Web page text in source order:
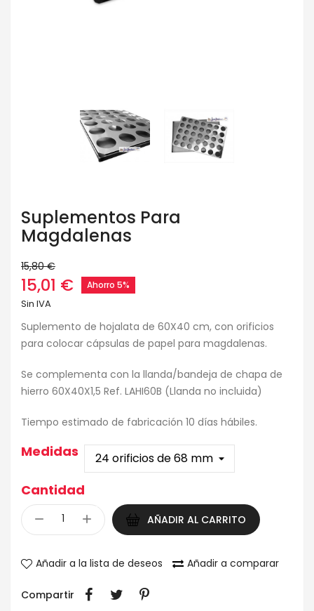
Suplementos Para
Magdalenas
15,80 €
15,01 € Ahorro 5%
Sin IVA
Suplemento de hojalata de 60X40 cm, con orificios
para colocar cápsulas de papel para magdalenas.
Se complementa con la llanda/bandeja de chapa de
hierro 60X40X1,5 Ref. LAHI60B (Llanda no incluida)
Tiempo estimado de fabricación 10 días hábiles.
Medidas
Cantidad
AÑADIR AL CARRITO
Añadir a la lista de deseos Añadir a comparar
Compartir